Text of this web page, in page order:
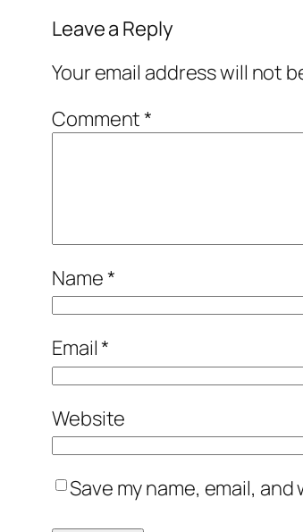
Leave a Reply
Your email address will not
Comment*
Name*
Email*
Website
Save my name, email,